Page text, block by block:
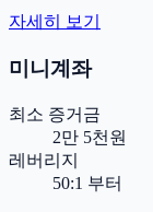
자세히 보기
미니계좌
최소 증거금
2만 5천원
레버리지
50:1 부터